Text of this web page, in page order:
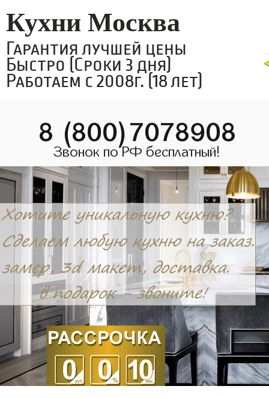
Кухни Москва
Гарантия лучшей цены
Быстро (Сроки 3 дня)
Работаем с 2008г. (18 лет)
8 (800)7078908
Звонок по РФ бесплатный!